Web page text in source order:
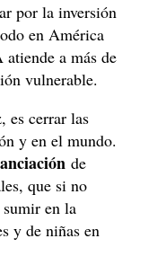
por la inversión
en América
a más de
vulnerable.
es cerrar las
y en el mundo.
de
que si no
en la
y de niñas en